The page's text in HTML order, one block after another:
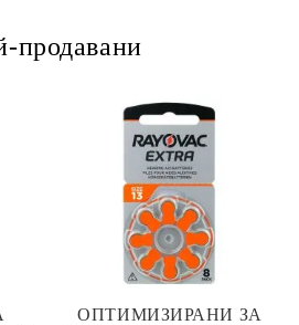
продавани
ОПТИМИЗИРАНИ ЗА